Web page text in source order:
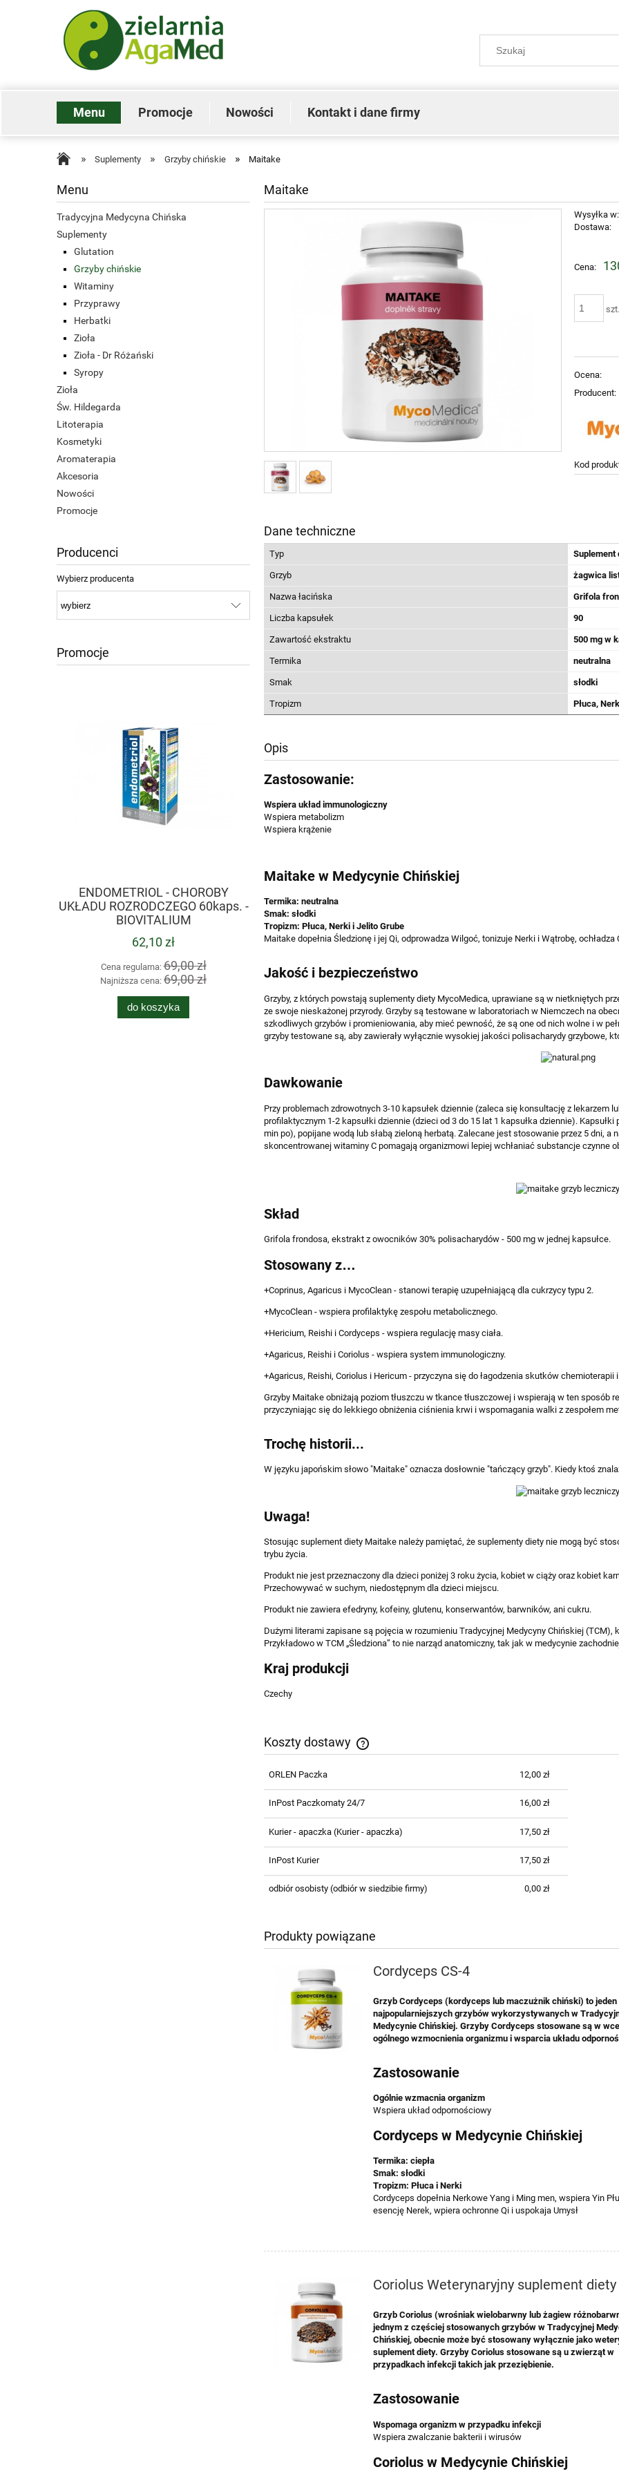
Menu Promocje Nowości Kontakt i dane firmy
» Suplementy » Grzyby chińskie » Maitake
Menu
Tradycyjna Medycyna Chińska
Suplementy
Glutation
Grzyby chińskie
Witaminy
Przyprawy
Herbatki
Zioła
Zioła - Dr Różański
Syropy
Zioła
Św. Hildegarda
Litoterapia
Kosmetyki
Aromaterapia
Akcesoria
Nowości
Promocje
Producenci
Wybierz producenta
Promocje
ENDOMETRIOL - CHOROBY
UKŁADU ROZRODCZEGO 60kaps. -
BIOVITALIUM
62,10 zł
Cena regularna:69,00 zł
Najniższa cena: 69,00 zł
do koszyka
POZIOMU GLUKOZY, 60kaps. -
BIOVITALIUM
62,10 zł
Cena regularna: 69,00 zł
Najniższa cena:69,00 zł
do koszyka
62,10 zł
do koszyka
Maitake
Wysyłka w:
Dostawa:
Cena
Cena:
szt.
Ocena:
Producent:
Kod
Dane techniczne
Typ Suplement
Grzyb żagwica
Nazwa łacińska Grifola
Liczba kapsułek 90
Zawartość ekstraktu 500 mg w
Termika neutralna
Smak słodki
Tropizm Płuca,
Opis
Zastosowanie:
Wspiera układ immunologiczny
Wspiera metabolizm
Wspiera krążenie
Maitake w Medycynie Chińskiej
Termika: neutralna
Smak: słodki
Tropizm: Płuca, Nerki i Jelito Grube
Maitake dopełnia Śledzionę i jej Qi, odprowadza Wilgoć, tonizuje Nerki i Wątrobę, ochładza
Jakość i bezpieczeństwo
Grzyby, z których powstają suplementy diety MycoMedica, uprawiane są w nietkniętych
ze swoje nieskażonej przyrody. Grzyby są testowane w laboratoriach w Niemczech na
szkodliwych grzybów i promieniowania, aby mieć pewność, że są one od nich wolne i w
grzyby testowane są, aby zawierały wyłącznie wysokiej jakości polisacharydy grzybowe,
Dawkowanie
Przy problemach zdrowotnych 3-10 kapsułek dziennie (zaleca się konsultację z lekarzem
profilaktycznym 1-2 kapsułki dziennie (dzieci od 3 do 15 lat 1 kapsułka dziennie).
min po), popijane wodą lub słabą zieloną herbatą. Zalecane jest stosowanie przez 5 dni, a
skoncentrowanej witaminy C pomagają organizmowi lepiej wchłaniać substancje czynne
Skład
Grifola frondosa, ekstrakt z owocników 30% polisacharydów - 500 mg w jednej kapsułce.
Stosowany z…
+Coprinus, Agaricus i MycoClean - stanowi terapię uzupełniającą dla cukrzycy typu 2.
+MycoClean - wspiera profilaktykę zespołu metabolicznego.
+Hericium, Reishi i Cordyceps - wspiera regulację masy ciała.
+Agaricus, Reishi i Coriolus - wspiera system immunologiczny.
+Agaricus, Reishi, Coriolus i Hericum - przyczyna się do łagodzenia skutków chemioterapii
Grzyby Maitake obniżają poziom tłuszczu w tkance tłuszczowej i wspierają w ten sposób
przyczyniając się do lekkiego obniżenia ciśnienia krwi i wspomagania walki z zespołem
Trochę historii...
W języku japońskim słowo "Maitake" oznacza dosłownie "tańczący grzyb". Kiedy ktoś
Uwaga!
Stosując suplement diety Maitake należy pamiętać, że suplementy diety nie mogą być
trybu życia.
Produkt nie jest przeznaczony dla dzieci poniżej 3 roku życia, kobiet w ciąży oraz kobiet
Przechowywać w suchym, niedostępnym dla dzieci miejscu.
Produkt nie zawiera efedryny, kofeiny, glutenu, konserwantów, barwników, ani cukru.
Dużymi literami zapisane są pojęcia w rozumieniu Tradycyjnej Medycyny Chińskiej
Przykładowo w TCM „Śledziona” to nie narząd anatomiczny, tak jak w medycynie
Kraj produkcji
Czechy
Koszty dostawy
Cena nie zawiera ewentualnych kosztów
płatności
ORLEN Paczka 12,00 zł
InPost Paczkomaty 24/7 16,00 zł
Kurier - apaczka(Kurier - apaczka) 17,50 zł
InPost Kurier 17,50 zł
odbiór osobisty(odbiór w siedzibie firmy) 0,00 zł
Produkty powiązane
Cordyceps CS-4
Grzyb Cordyceps (kordyceps lub maczużnik chiński) to jeden
najpopularniejszych grzybów wykorzystywanych w
Medycynie Chińskiej. Grzyby Cordyceps stosowane są w
ogólnego wzmocnienia organizmu i wsparcia układu
Zastosowanie
Ogólnie wzmacnia organizm
Wspiera układ odpornościowy
Cordyceps w Medycynie Chińskiej
Termika: ciepła
Smak: słodki
Tropizm: Płuca i Nerki
Cordyceps dopełnia Nerkowe Yang i Ming men, wspiera Yin
esencję Nerek, wpiera ochronne Qi i uspokaja Umysł
Coriolus Weterynaryjny suplement diety
Grzyb Coriolus (wrośniak wielobarwny lub żagiew
jednym z częściej stosowanych grzybów w Tradycyjnej
Chińskiej, obecnie może być stosowany wyłącznie jako
suplement diety. Grzyby Coriolus stosowane są u zwierząt w
przypadkach infekcji takich jak przeziębienie.
Zastosowanie
Wspomaga organizm w przypadku infekcji
Wspiera zwalczanie bakterii i wirusów
Coriolus w Medycynie Chińskiej